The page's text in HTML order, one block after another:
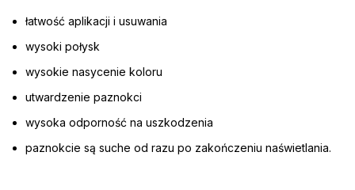
łatwość aplikacji i usuwania
wysoki połysk
wysokie nasycenie koloru
utwardzenie paznokci
wysoka odporność na uszkodzenia
paznokcie są suche od razu po zakończeniu naświetlania.